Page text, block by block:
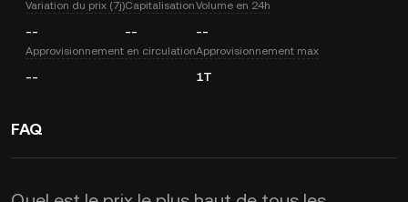
Variation du prix (7j)
--
Capitalisation
--
Volume en 24h
--
Approvisionnement en circulation
--
Approvisionnement max
1T
FAQ